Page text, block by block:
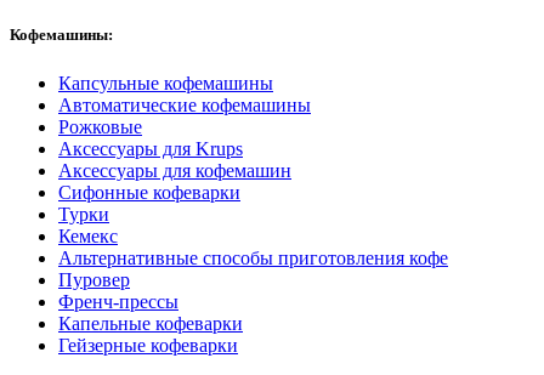
Кофемашины:
Капсульные кофемашины
Автоматические кофемашины
Рожковые
Аксессуары для Krups
Аксессуары для кофемашин
Сифонные кофеварки
Турки
Кемекс
Альтернативные способы приготовления кофе
Пуровер
Френч-прессы
Капельные кофеварки
Гейзерные кофеварки